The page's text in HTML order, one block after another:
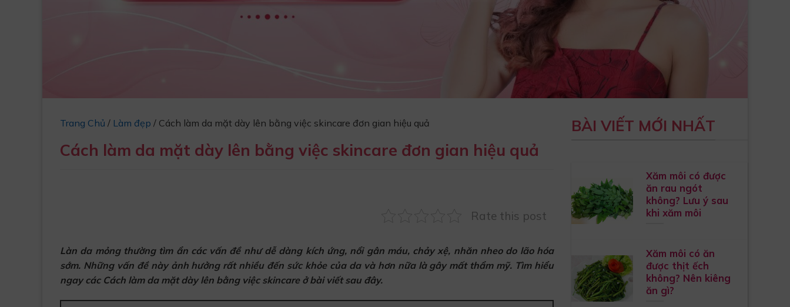
Trang Chủ / Làm đẹp / Cách làm da mặt dày lên bằng việc skincare đơn gian hiệu quả
Cách làm da mặt dày lên bằng việc skincare đơn gian hiệu quả
Rate this post
Làn da mỏng thường tìm ẩn các vấn đề như dễ dàng kích ứng, nổi gân máu, chảy xệ, nhăn nheo do lão hóa
sớm. Những vấn đề này ảnh hưởng rất nhiều đến sức khỏe của da và hơn nữa là gây mất thẩm mỹ. Tìm hiểu
ngay cácCách làm da mặt dày lên bằng việc skincare ở bài viết sau đây.
BÀI VIẾT MỚI NHẤT
Xăm môi có được
ăn rau ngót
không? Lưu ý sau
khi xăm môi
Xăm môi có ăn
được thịt ếch
không? Nên kiêng
ăn gì?